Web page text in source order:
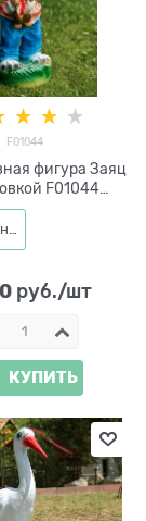
F01044
фигура Заяц
F01044
h=60 см
Цветная
руб./шт
КУПИТЬ